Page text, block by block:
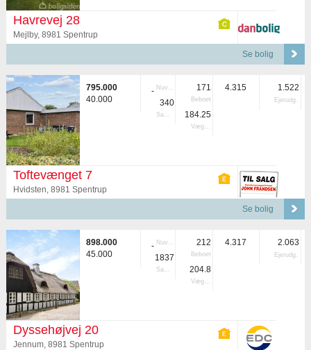
Havrevej 28
Mejlby, 8981 Spentrup
Se bolig
795.000
40.000
- Nuvær.
340
Samlet
171
Beboet
184.25
Vægtet
4.315 1.522
Ejerudg.
Toftevænget 7
Hvidsten, 8981 Spentrup
Se bolig
898.000
45.000
- Nuvær.
1837
Samlet
212
Beboet
204.8
Vægtet
4.317 2.063
Ejerudg.
Dyssehøjvej 20
Jennum, 8981 Spentrup